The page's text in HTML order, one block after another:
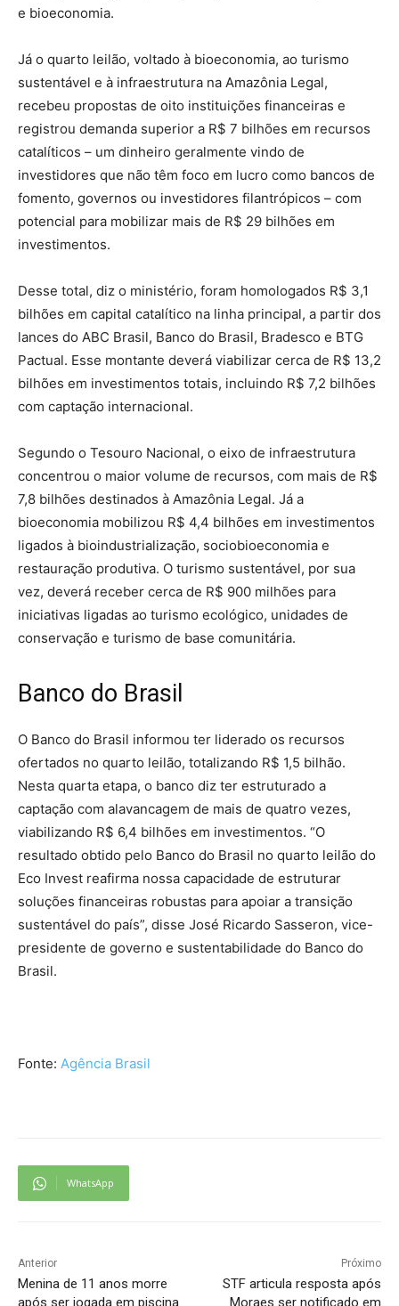
e bioeconomia.
Já o quarto leilão, voltado à bioeconomia, ao turismo
sustentável e à infraestrutura na Amazônia Legal,
recebeu propostas de oito instituições financeiras e
registrou demanda superior a R$ 7 bilhões em recursos
catalíticos – um dinheiro geralmente vindo de
investidores que não têm foco em lucro como bancos de
fomento, governos ou investidores filantrópicos – com
potencial para mobilizar mais de R$ 29 bilhões em
investimentos.
Desse total, diz o ministério, foram homologados R$ 3,1
bilhões em capital catalítico na linha principal, a partir dos
lances do ABC Brasil, Banco do Brasil, Bradesco e BTG
Pactual. Esse montante deverá viabilizar cerca de R$ 13,2
bilhões em investimentos totais, incluindo R$ 7,2 bilhões
com captação internacional.
Segundo o Tesouro Nacional, o eixo de infraestrutura
concentrou o maior volume de recursos, com mais de R$
7,8 bilhões destinados à Amazônia Legal. Já a
bioeconomia mobilizou R$ 4,4 bilhões em investimentos
ligados à bioindustrialização, sociobioeconomia e
restauração produtiva. O turismo sustentável, por sua
vez, deverá receber cerca de R$ 900 milhões para
iniciativas ligadas ao turismo ecológico, unidades de
conservação e turismo de base comunitária.
Banco do Brasil
O Banco do Brasil informou ter liderado os recursos
ofertados no quarto leilão, totalizando R$ 1,5 bilhão.
Nesta quarta etapa, o banco diz ter estruturado a
captação com alavancagem de mais de quatro vezes,
viabilizando R$ 6,4 bilhões em investimentos. “O
resultado obtido pelo Banco do Brasil no quarto leilão do
Eco Invest reafirma nossa capacidade de estruturar
soluções financeiras robustas para apoiar a transição
sustentável do país”, disse José Ricardo Sasseron, vice-
presidente de governo e sustentabilidade do Banco do
Brasil.
Fonte: Agência Brasil
WhatsApp
Anterior
Menina de 11 anos morre
após ser jogada em piscina
Próximo
STF articula resposta após
Moraes ser notificado em